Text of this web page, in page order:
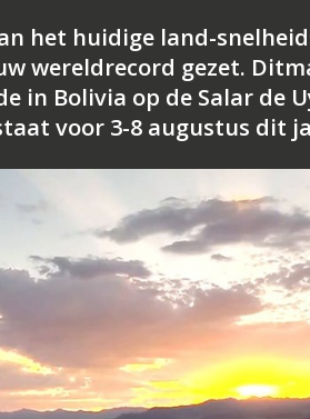
het huidige land-
wereldrecord gezet.
in Bolivia op de Salar de
voor 3-8 augustus dit